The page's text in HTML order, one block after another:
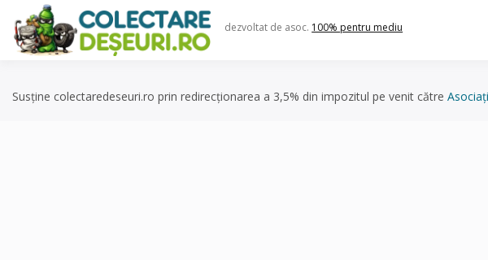
content
dezvoltat de asoc. 100% pentru mediu
Susține colectaredeseuri.ro prin redirecționarea a 3,5% din impozitul pe venit către